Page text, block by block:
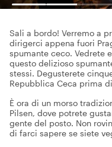
Sali a bordo! Verremo a
dirigerci appena fuori
spumante ceco. Vedrete
questo delizioso
stessi. Degusterete
Repubblica Ceca prima
È ora di un morso
Pilsen, dove potrete
gente del posto. Non
di farci sapere se siete